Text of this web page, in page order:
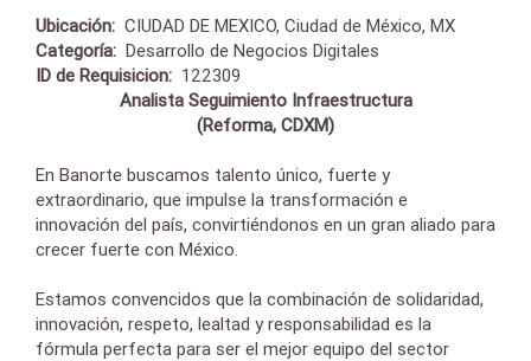
Ubicación: CIUDAD DE MEXICO, Ciudad de México, MX
Categoría: Desarrollo de Negocios Digitales
ID de Requisicion: 122309
Analista Seguimiento Infraestructura
(Reforma, CDXM)
En Banorte buscamos talento único, fuerte y
extraordinario, que impulse la transformación e
innovación del país, convirtiéndonos en un gran aliado para
crecer fuerte con México.
Estamos convencidos que la combinación de solidaridad,
innovación, respeto, lealtad y responsabilidad es la
fórmula perfecta para ser el mejor equipo del sector